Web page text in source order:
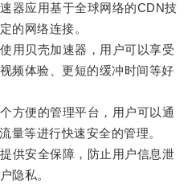
应用基于全球网络的CDN技
的网络连接。
贝壳加速器，用户可以享受
频体验、更短的缓冲时间等好
便的管理平台，用户可以通
量等进行快速安全的管理。
安全保障，防止用户信息泄
隐私。